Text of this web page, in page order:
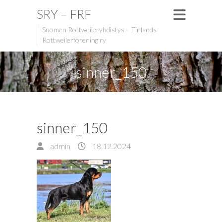
SRY – FRF
Suomen Rottweileryhdistys – Finlands
Rottweilerförening ry
sinner_150
sinner_150
admin 18.12.2024